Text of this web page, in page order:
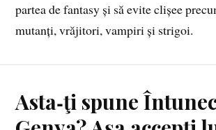
partea de fantasy și să evite clișee
mutanți, vrăjitori, vampiri și strigoi.
Asta‑ţi spune